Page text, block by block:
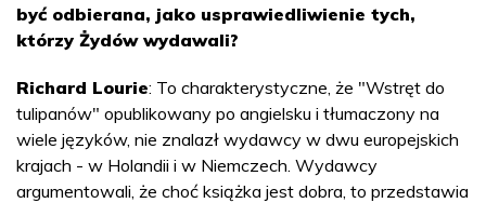
być odbierana, jako usprawiedliwienie tych,
którzy Żydów wydawali?
Richard Lourie: To charakterystyczne, że "Wstręt do
tulipanów" opublikowany po angielsku i tłumaczony na
wiele języków, nie znalazł wydawcy w dwu europejskich
krajach - w Holandii i w Niemczech. Wydawcy
argumentowali, że choć książka jest dobra, to przedstawia